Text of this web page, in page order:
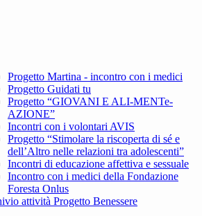
Progetto Martina - incontro con i medici
Progetto Guidati tu
Progetto “GIOVANI E ALI-MENTe-
AZIONE”
Incontri con i volontari AVIS
Progetto “Stimolare la riscoperta di sé e
dell’Altro nelle relazioni tra adolescenti”
Incontri di educazione affettiva e sessuale
Incontro con i medici della Fondazione
Foresta Onlus
attività Progetto Benessere